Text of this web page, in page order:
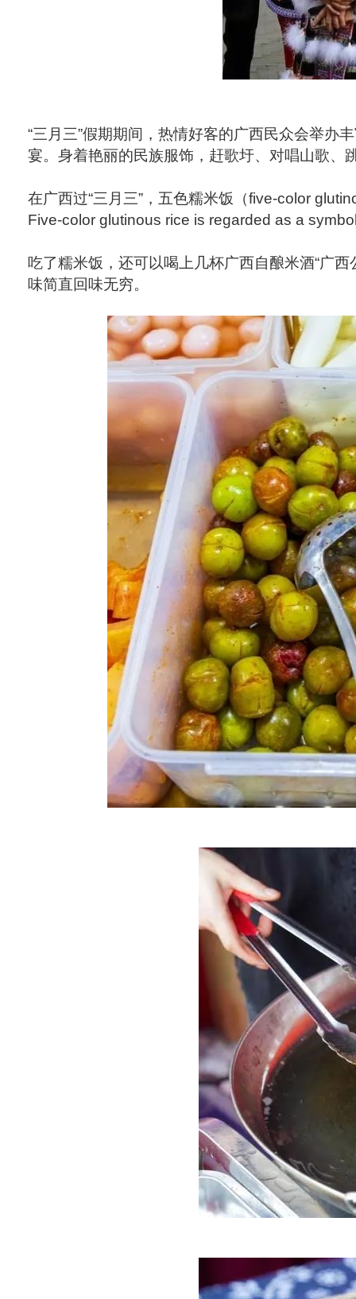
“三月三”假期期间，热情好客的广西民众会举办
宴。身着艳丽的民族服饰，赶歌圩、对唱山歌
在广西过“三月三”，五色糯米饭（five-color
Five-color glutinous rice is regarded as a
吃了糯米饭，还可以喝上几杯广西自酿米酒“广西
味简直回味无穷。